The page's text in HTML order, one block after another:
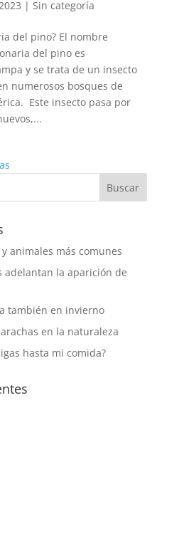
| Sin categoría
del pino? El nombre
del pino es
y se trata de un insecto
numerosos bosques de
Este insecto pasa por
animales más comunes
adelantan la aparición de
también en invierno
en la naturaleza
hasta mi comida?